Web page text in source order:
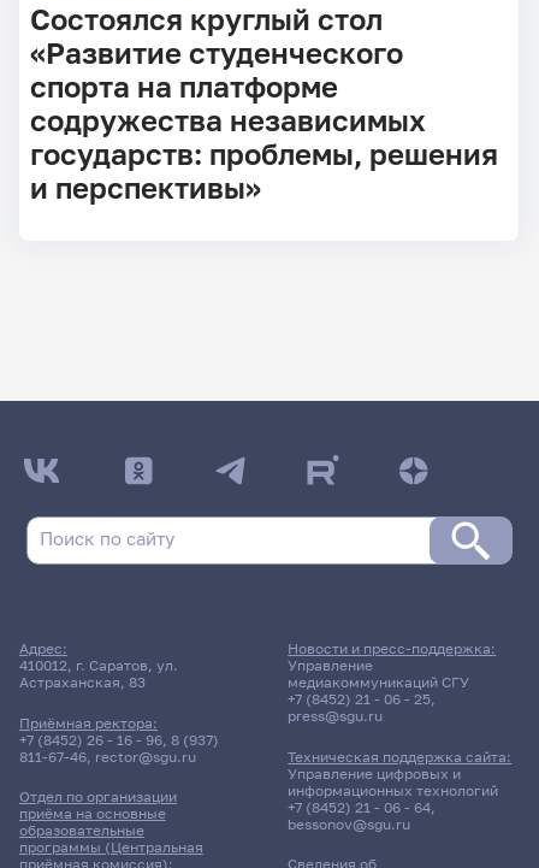
Состоялся круглый стол
«Развитие студенческого
спорта на платформе
содружества независимых
государств: проблемы, решения
и перспективы»
Адрес:
410012, г. Саратов, ул.
Астраханская, 83
Приёмная ректора:
+7 (8452) 26 - 16 - 96, 8 (937)
811-67-46, rector@sgu.ru
Отдел по организации
приёма на основные
образовательные
программы (Центральная
приёмная комиссия):
Сведения об
Новости и пресс-поддержка:
Управление
медиакоммуникаций СГУ
+7 (8452) 21 - 06 - 25,
press@sgu.ru
Техническая поддержка сайта:
Управление цифровых и
информационных технологий
+7 (8452) 21 - 06 - 64,
bessonov@sgu.ru